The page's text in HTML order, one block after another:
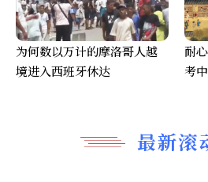
最新滚
为何数以万计的摩洛哥人越
境进入西班牙休达
耐
考